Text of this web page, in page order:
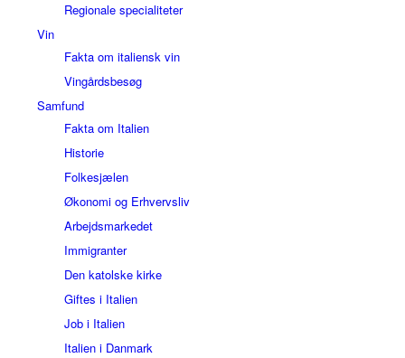
Regionale specialiteter
Vin
Fakta om italiensk vin
Vingårdsbesøg
Samfund
Fakta om Italien
Historie
Folkesjælen
Økonomi og Erhvervsliv
Arbejdsmarkedet
Immigranter
Den katolske kirke
Giftes i Italien
Job i Italien
Italien i Danmark